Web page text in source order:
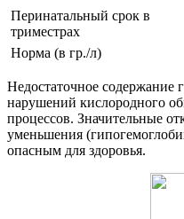
Перинатальный срок в
триместрах
Норма (в гр./л)
Недостаточное содержание
нарушений кислородного
процессов. Значительные
уменьшения
опасным для здоровья.